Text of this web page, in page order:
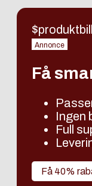
Annonce
Få
Ingen
Full
Få 40%